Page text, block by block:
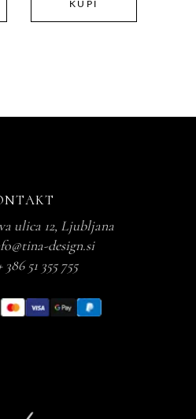
DO
45,00 €
KUPI
ulica 12, Ljubljana
design.si
386 51 355 755